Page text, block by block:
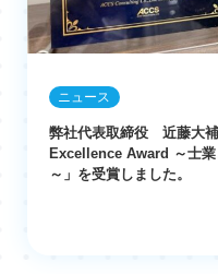
ニュース
弊社代表取締役 近藤大
Excellence Award ～士
～」を受賞しました。